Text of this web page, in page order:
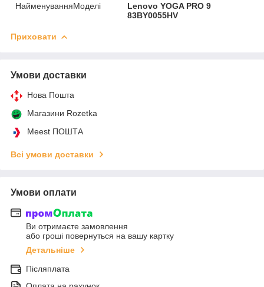
НайменуванняМоделі
Lenovo YOGA PRO 9
83BY0055HV
Приховати
Умови доставки
Нова Пошта
Магазини Rozetka
Meest ПОШТА
Всі умови доставки
Умови оплати
Ви отримаєте замовлення
або гроші повернуться на вашу картку
Детальніше
Післяплата